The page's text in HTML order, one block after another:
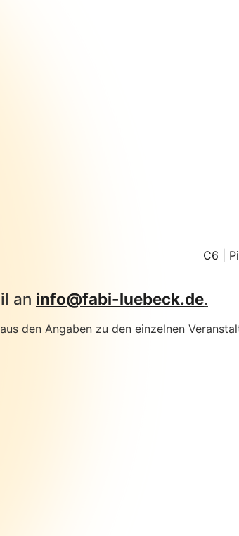
C6 |
an info@fabi-luebeck.de.
den Angaben zu den einzelnen